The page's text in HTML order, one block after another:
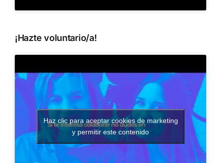
¡Hazte voluntario/a!
Haz clic para aceptar cookies de marketing
y permitir este contenido